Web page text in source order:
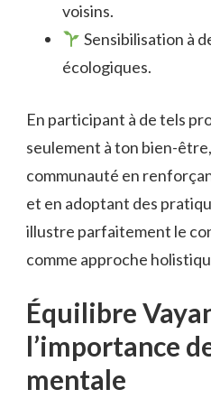
voisins.
Sensibilisation à
écologiques.
En participant à de tels
seulement à ton bien-
communauté en
et en adoptant des
illustre parfaitement le
comme approche
Équilibre
l’importance
mentale